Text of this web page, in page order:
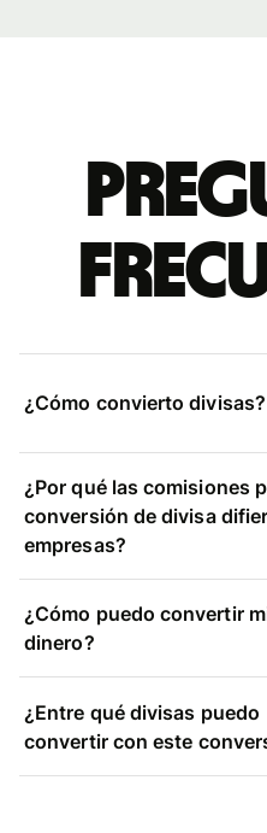
¿Cómo convierto divisas?
¿Por qué las comisiones
conversión de divisa
empresas?
¿Cómo puedo convertir
dinero?
¿Entre qué divisas puedo
convertir con este